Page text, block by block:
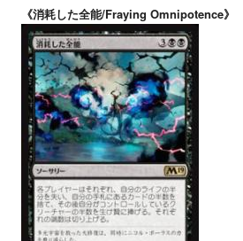
《消耗した全能/Fraying Omnipotence》